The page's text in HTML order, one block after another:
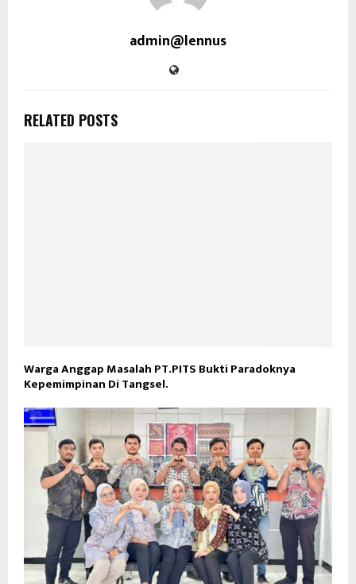
admin@lennus
RELATED POSTS
Warga Anggap Masalah PT.PITS Bukti Paradoknya
Kepemimpinan Di Tangsel.